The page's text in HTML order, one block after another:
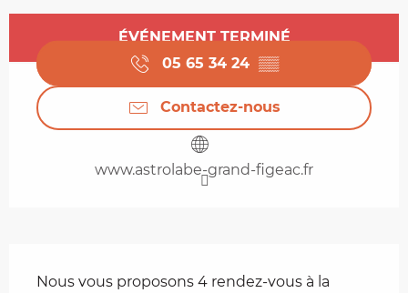
Ouverture et coordonnées
ÉVÉNEMENT TERMINÉ
05 65 34 24 ▒▒
Contactez-nous
www.astrolabe-grand-figeac.fr
Nous vous proposons 4 rendez-vous à la